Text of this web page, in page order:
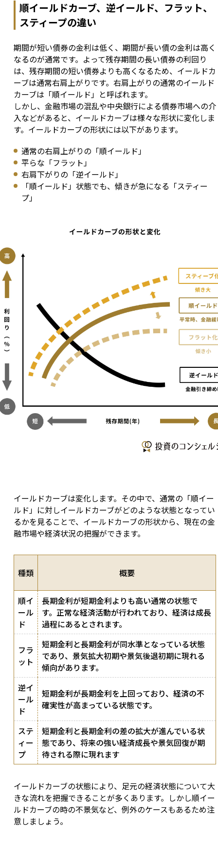
順イールドカーブ、逆イールド、フラット、
スティープの違い
期間が短い債券の金利は低く、期間が長い債の金利は高く
なるのが通常です。よって残存期間の長い債券の利回り
は、残存期間の短い債券よりも高くなるため、イールドカ
ーブは通常右肩上がりです。右肩上がりの通常のイールド
カーブは「順イールド」と呼ばれます。
しかし、金融市場の混乱や中央銀行による債券市場への介
入などがあると、イールドカーブは様々な形状に変化しま
す。イールドカーブの形状には以下があります。
通常の右肩上がりの「順イールド」
平らな「フラット」
右肩下がりの「逆イールド」
「順イールド」状態でも、傾きが急になる「スティー
プ」
イールドカーブは変化します。その中で、通常の「順イー
ルド」に対しイールドカーブがどのような状態となってい
るかを見ることで、イールドカーブの形状から、現在の金
融市場や経済状況の把握ができます。
種類 概要
順イ
ール
ド
長期金利が短期金利よりも高い通常の状態で
す。正常な経済活動が行われており、経済は成長
過程にあるとされます。
フラ
ット
短期金利と長期金利が同水準となっている状態
であり、景気拡大初期や景気後退初期に現れる
傾向があります。
逆イ
ール
ド
短期金利が長期金利を上回っており、経済の不
確実性が高まっている状態です。
ステ
ィー
プ
短期金利と長期金利の差の拡大が進んでいる状
態であり、将来の強い経済成長や景気回復が期
待される際に現れます
イールドカーブの状態により、足元の経済状態について大
きな流れを把握できることが多くあります。しかし順イー
ルドカーブの時の不景気など、例外のケースもあるため注
意しましょう。